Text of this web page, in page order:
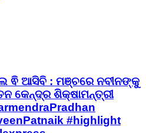
ଵି ଆସିବି : ମଞ୍ଚରେ ନବୀନଙ୍କୁ
କେନ୍ଦ୍ର ଶିକ୍ଷାମନ୍ତ୍ରୀ
#highlight